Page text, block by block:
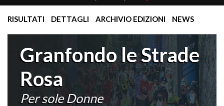
RISULTATI DETTAGLI ARCHIVIO EDIZIONI NEWS
Granfondo le Strade
Rosa
Per sole Donne